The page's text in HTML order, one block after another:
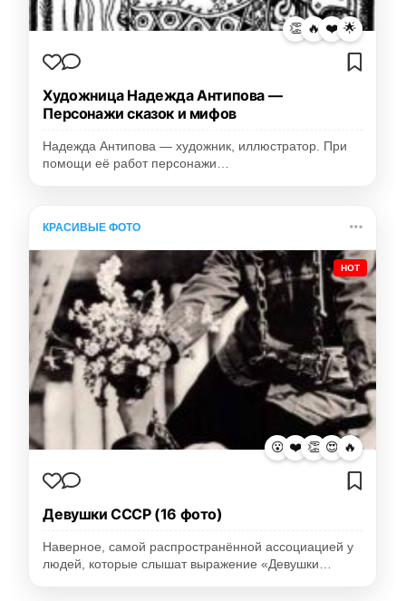
👏 🔥 ❤️ 🌟
Художница Надежда Антипова —
Персонажи сказок и мифов
Надежда Антипова — художник, иллюстратор. При
помощи её работ персонажи…
КРАСИВЫЕ ФОТО
HOT
😮 ❤️ 👏 😍 🔥
Девушки СССР (16 фото)
Наверное, самой распространённой ассоциацией у
людей, которые слышат выражение «Девушки…